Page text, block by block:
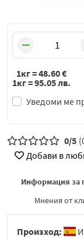
Уведоми ме
1кг =48.60€
1кг =95.05лв.
0/5
Добави в
Информация за
Мнения от
Произход: